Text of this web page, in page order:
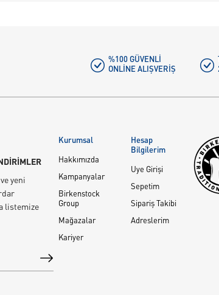
%100 GÜVENLI
ONLINE ALIŞVERIŞ
yeni
listemize
Kurumsal
Hakkımızda
Kampanyalar
Birkenstock
Group
Mağazalar
Kariyer
Hesap
Bilgilerim
Üye Girişi
Sepetim
Sipariş Takibi
Adreslerim